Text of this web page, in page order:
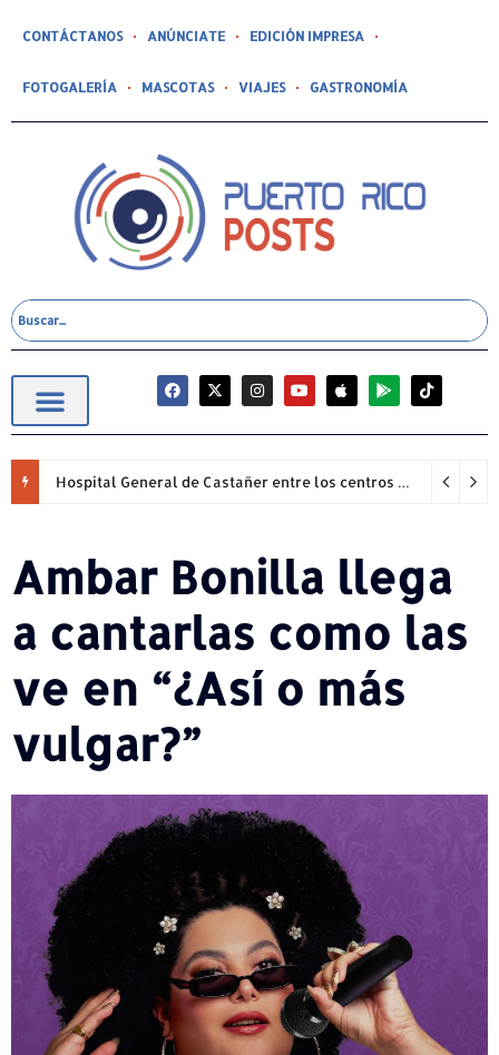
CONTÁCTANOS ANÚNCIATE EDICIÓN IMPRESA
FOTOGALERÍA MASCOTAS VIAJES GASTRONOMÍA
Hospital General de Castañer entre los centros de salud comunitarios con mejor desempeño clínico de Estados Unidos
Ambar Bonilla llega
a cantarlas como las
ve en “¿Así o más
vulgar?”